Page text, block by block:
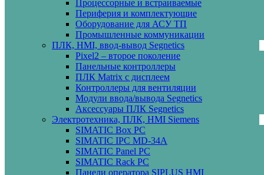
Процессорные и встраиваемые
Периферия и комплектующие
Оборудование для АСУ ТП
Промышленные коммуникации
ПЛК, HMI, ввод-вывод Segnetics
Pixel2 – второе поколение
Панельные контроллеры
ПЛК Matrix с дисплеем
Контроллеры для вентиляции
Модули ввода/вывода Segnetics
Аксессуары ПЛК Segnetics
Электротехника, ПЛК, HMI Siemens
SIMATIC Box PC
SIMATIC IPC MD-34A
SIMATIC Panel PС
SIMATIC Rack PC
Панели оператора SIPLUS HMI